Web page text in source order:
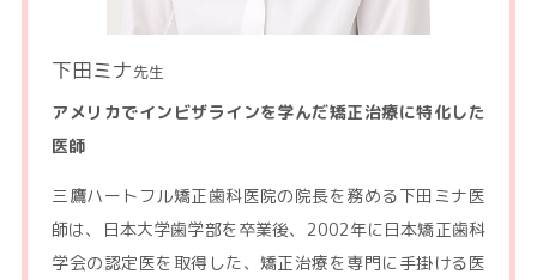
下田ミナ先生
アメリカでインビザラインを学んだ矯正治療に特化した
医師
三鷹ハートフル矯正歯科医院の院長を務める下田ミナ医
師は、日本大学歯学部を卒業後、2002年に日本矯正歯科
学会の認定医を取得した、矯正治療を専門に手掛ける医